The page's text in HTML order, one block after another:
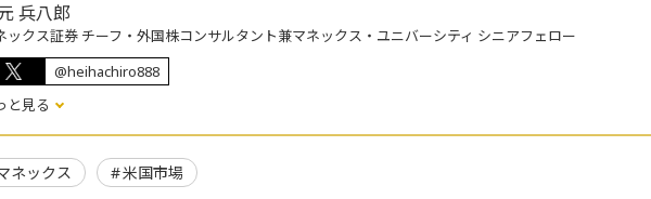
兵八郎
ックス証券 チーフ・外国株コンサルタント兼マネックス・ユニバーシティ シニアフェロー
@heihachiro888
と見る
ネックス 米国市場